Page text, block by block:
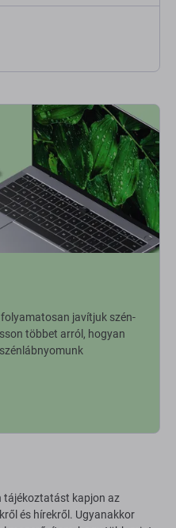
javítjuk szén-
többet arról, hogyan
tájékoztatást kapjon az
és hírekről. Ugyanakkor